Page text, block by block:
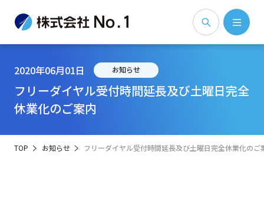
2020年06月01日 お知らせ
フリーダイヤル受付時間延長及び土曜日完全
休業化のご案内
TOP お知らせ フリーダイヤル受付時間延長及び土曜日完全休業化のご